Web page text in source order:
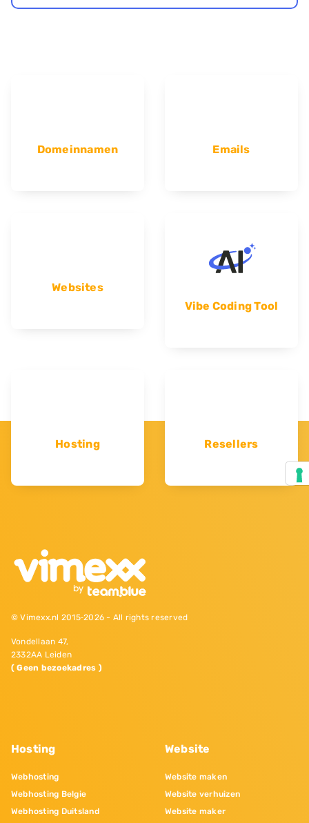
Domeinnamen Emails
Websites
Vibe Coding Tool
Hosting Resellers
© Vimexx.nl 2015‐2026 - All rights reserved
Vondellaan 47,
2332AA Leiden
( Geen bezoekadres )
Hosting
Webhosting
Webhosting Belgie
Webhosting Duitsland
Website
Website maken
Website verhuizen
Website maker